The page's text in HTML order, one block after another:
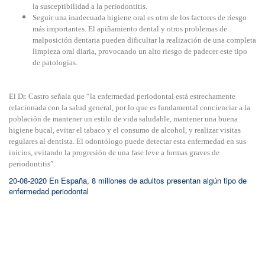
la susceptibilidad a la periodontitis.
Seguir una inadecuada higiene oral es otro de los factores de riesgo
más importantes. El apiñamiento dental y otros problemas de
malposición dentaria pueden dificultar la realización de una completa
limpieza oral diaria, provocando un alto riesgo de padecer este tipo
de patologías.
El Dr. Castro señala que “la enfermedad periodontal está estrechamente
relacionada con la salud general, por lo que es fundamental concienciar a la
población de mantener un estilo de vida saludable, mantener una buena
higiene bucal, evitar el tabaco y el consumo de alcohol, y realizar visitas
regulares al dentista. El odontólogo puede detectar esta enfermedad en sus
inicios, evitando la progresión de una fase leve a formas graves de
periodontitis”.
20-08-2020 En España, 8 millones de adultos presentan algún tipo de
enfermedad periodontal